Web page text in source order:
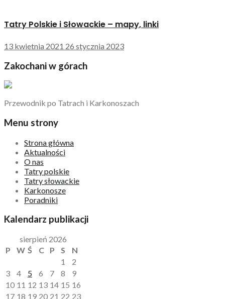
Tatry Polskie i Słowackie – mapy, linki
13 kwietnia 2021 26 stycznia 2023
Zakochani w górach
Przewodnik po Tatrach i Karkonoszach
Menu strony
Strona główna
Aktualności
O nas
Tatry polskie
Tatry słowackie
Karkonosze
Poradniki
Kalendarz publikacji
sierpień 2026
P
W Ś C P S
N
1
2
3
4 5 6 7 8
9
10 11 12 13 14 15 16
17 18 19 20 21 22 23